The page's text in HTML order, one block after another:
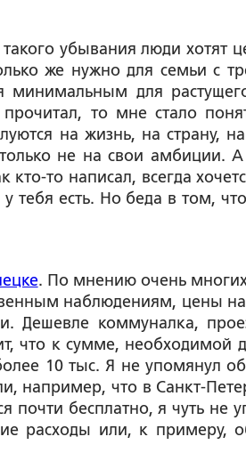
убывания люди хотят
же нужно для семьи с
минимальным для
прочитал, то мне стало
на жизнь, на страну,
не на свои амбиции.
кто-то написал, всегда
тебя есть. Но беда в том, что
. По мнению очень
наблюдениям, цены
Дешевле коммуналка,
что к сумме, необходимой
10 тыс. Я не упомянул об
например, что в Санкт-
почти бесплатно, я чуть не
расходы или, к примеру,